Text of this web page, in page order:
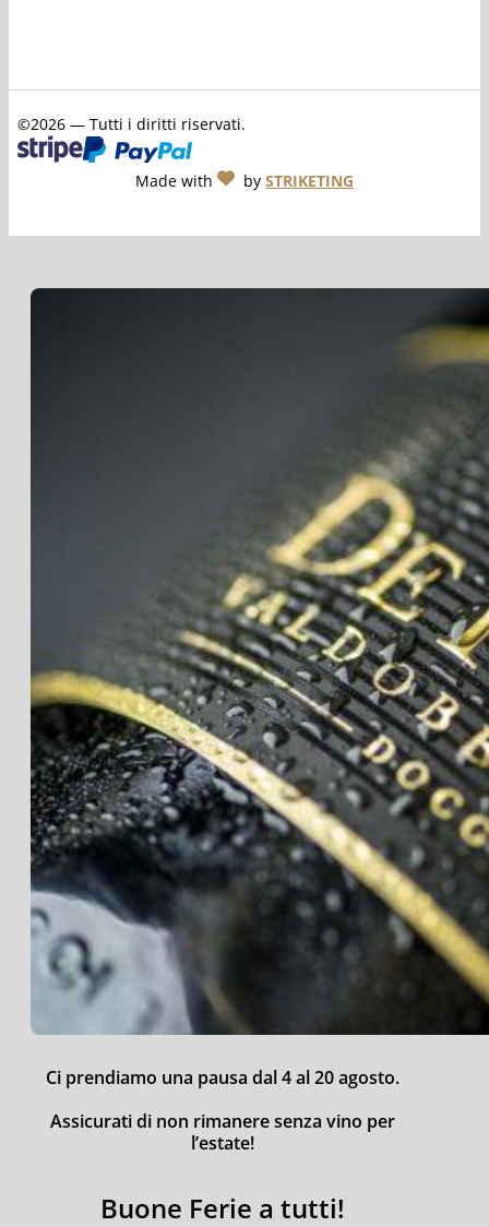
©2026 — Tutti i diritti riservati.
Made with by STRIKETING
Ci prendiamo una pausa dal 4 al 20 agosto.
Assicurati di non rimanere senza vino per
l’estate!
Buone Ferie a tutti!